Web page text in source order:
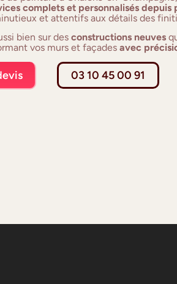
complets et personnalisés depuis
et attentifs aux détails des
bien sur des constructions neuves
vos murs et façades avec
03 10 45 00 91